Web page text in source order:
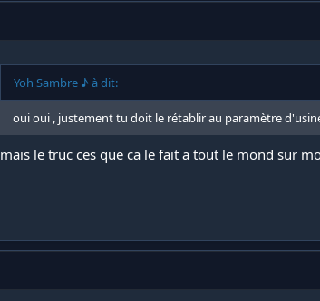
Yoh Sambre ♪ à dit:
oui oui , justement tu doit le rétablir au paramètre
mais le truc ces que ca le fait a tout le mond sur